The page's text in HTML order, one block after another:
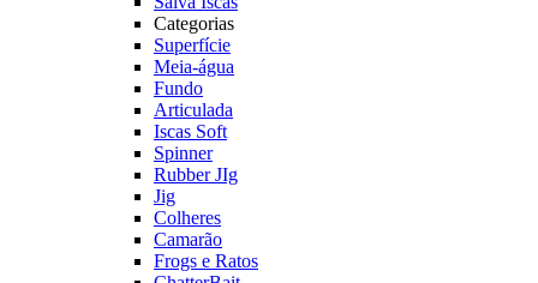
Categorias
Superfície
Meia-água
Fundo
Articulada
Iscas Soft
Spinner
Rubber JIg
Jig
Colheres
Camarão
Frogs e Ratos